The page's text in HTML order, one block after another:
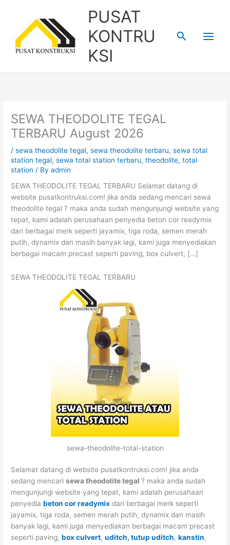
content
PUSAT
KONTRU
KSI
Search
SEWA THEODOLITE TEGAL
TERBARU August 2026
/sewa theodolite tegal,sewa theodolite terbaru,sewa total
station tegal,sewa total station terbaru,theodolite,total
station / Byadmin
SEWA THEODOLITE TEGAL TERBARU Selamat datang di
website pusatkontruksi.com! jika anda sedang mencari sewa
theodolite tegal ? maka anda sudah mengunjungi website yang
tepat, kami adalah perusahaan penyedia beton cor readymix
dari berbagai merk seperti jayamix, tiga roda, semen merah
putih, dynamix dan masih banyak lagi, kami juga menyediakan
berbagai macam precast seperti paving, box culvert, […]
SEWA THEODOLITE TEGAL TERBARU
sewa-theodolite-total-station
Selamat datang di website pusatkontruksi.com! jika anda
sedang mencarisewa theodolite tegal? maka anda sudah
mengunjungi website yang tepat, kami adalah perusahaan
penyediabeton cor readymix dari berbagai merk seperti
jayamix, tiga roda, semen merah putih, dynamix dan masih
banyak lagi, kami juga menyediakan berbagai macam precast
seperti paving,box culvert,uditch, tutup uditch,kanstin,